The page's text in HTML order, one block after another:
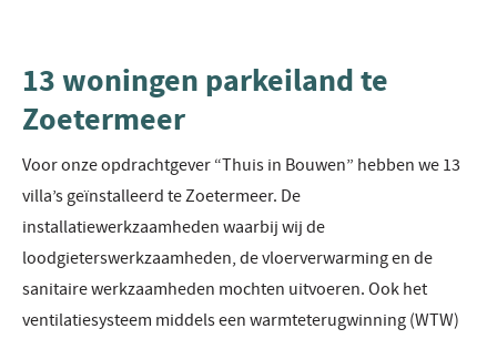
13 woningen parkeiland te
Zoetermeer
Voor onze opdrachtgever “Thuis in Bouwen” hebben we 13
villa’s geïnstalleerd te Zoetermeer. De
installatiewerkzaamheden waarbij wij de
loodgieterswerkzaamheden, de vloerverwarming en de
sanitaire werkzaamheden mochten uitvoeren. Ook het
ventilatiesysteem middels een warmteterugwinning (WTW)